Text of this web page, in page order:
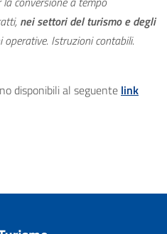
nei settori del turismo e degli
operative. Istruzioni contabili.
disponibili al seguente link